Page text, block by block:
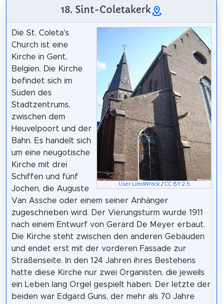
18. Sint-Coletakerk
User:LimoWreck/ CC BY 2.5
Die St. Coleta's
Church ist eine
Kirche in Gent,
Belgien. Die Kirche
befindet sich im
Süden des
Stadtzentrums,
zwischen dem
Heuvelpoort und der
Bahn. Es handelt sich
um eine neugotische
Kirche mit drei
Schiffen und fünf
Jochen, die Auguste
Van Assche oder einem seiner Anhänger
zugeschrieben wird. Der Vierungsturm wurde 1911
nach einem Entwurf von Gerard De Meyer erbaut.
Die Kirche steht zwischen den anderen Gebäuden
und endet erst mit der vorderen Fassade zur
Straßenseite. In den 124 Jahren ihres Bestehens
hatte diese Kirche nur zwei Organisten, die jeweils
ein Leben lang Orgel gespielt haben. Der letzte der
beiden war Edgard Guns, der mehr als 70 Jahre